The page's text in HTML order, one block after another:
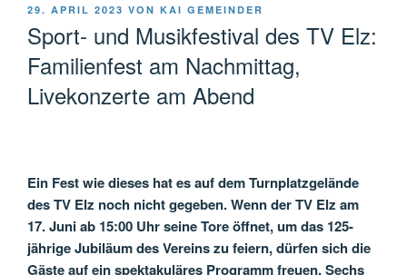
VERÖFFENTLICHT
29. APRIL 2023 VON KAI GEMEINDER
Sport- und Musikfestival des TV Elz:
Familienfest am Nachmittag,
Livekonzerte am Abend
Ein Fest wie dieses hat es auf dem Turnplatzgelände
des TV Elz noch nicht gegeben. Wenn der TV Elz am
17. Juni ab 15:00 Uhr seine Tore öffnet, um das 125-
jährige Jubiläum des Vereins zu feiern, dürfen sich die
Gäste auf ein spektakuläres Programm freuen. Sechs